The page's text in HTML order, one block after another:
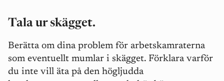
Tala ur skägget.
Berätta om dina problem för arbetskamraterna
som eventuellt mumlar i skägget. Förklara varför
du inte vill äta på den högljudda